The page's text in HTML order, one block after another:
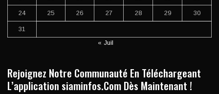
24 25 26 27 28 29 30
31
« Juil
Rejoignez Notre Communauté En Téléchargeant
L’application siaminfos.Com Dès Maintenant !